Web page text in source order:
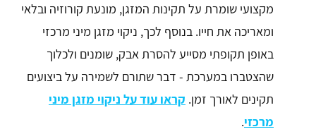
מקצועי שומרת על תקינות המזגן, מונעת קורוזיה ובלאי
ומאריכה את חייו. בנוסף לכך, ניקוי מזגן מיני מרכזי
באופן תקופתי מסייע להסרת אבק, שומנים ולכלוך
שהצטברו במערכת - דבר שתורם לשמירה על ביצועים
תקינים לאורך זמן. קראו עוד על ניקוי מזגן מיני
מרכזי.